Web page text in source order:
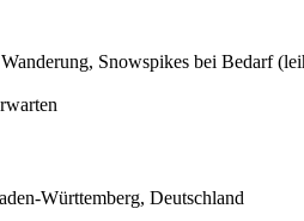
Snowspikes bei Bedarf
Württemberg, Deutschland